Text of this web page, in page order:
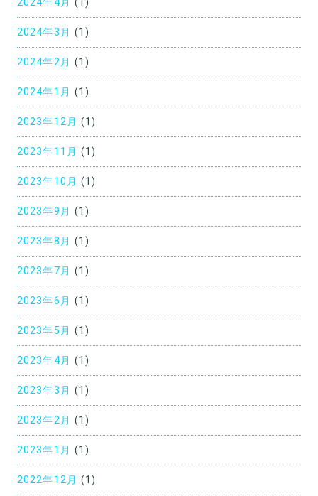
2024年3月 (1)
2024年2月 (1)
2024年1月 (1)
2023年12月 (1)
2023年11月 (1)
2023年10月 (1)
2023年9月 (1)
2023年8月 (1)
2023年7月 (1)
2023年6月 (1)
2023年5月 (1)
2023年4月 (1)
2023年3月 (1)
2023年2月 (1)
2023年1月 (1)
2022年12月 (1)